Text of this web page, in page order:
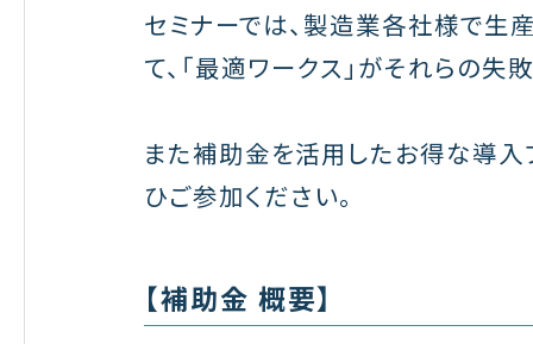
セミナーでは、製造業各社様で
て、「最適ワークス」がそれらの
また補助金を活用したお得な導入
ひご参加ください。
【補助金 概要】